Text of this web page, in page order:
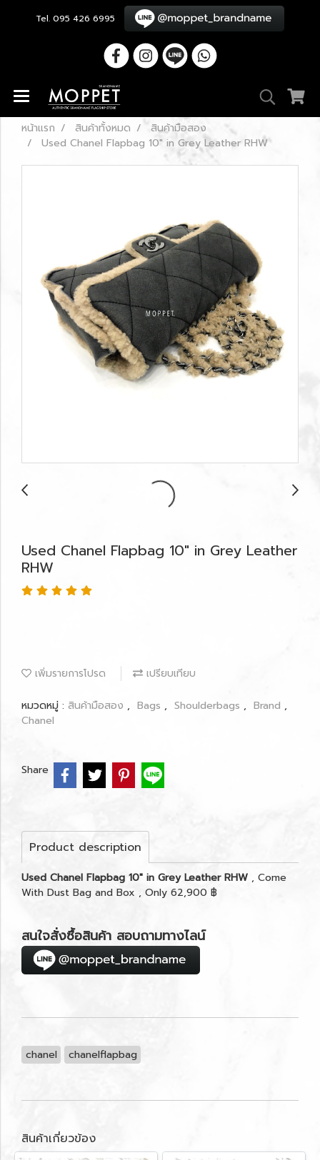
Tel. 095 426 6995
หน้าแรก สินค้าทั้งหมด
สินค้ามือสอง
Used Chanel Flapbag 10" in Grey Leather RHW
Used Chanel Flapbag 10" in Grey Leather
RHW
เพิ่มรายการโปรด เปรียบเทียบ
หมวดหมู่ : สินค้ามือสอง , Bags , Shoulderbags , Brand ,
Chanel
Share
Product description
Used Chanel Flapbag 10" in Grey Leather RHW , Come
With Dust Bag and Box , Only 62,900 ฿
สนใจสั่งซื้อสินค้า สอบถามทางไลน์
chanel chanelflapbag
สินค้าเกี่ยวข้อง